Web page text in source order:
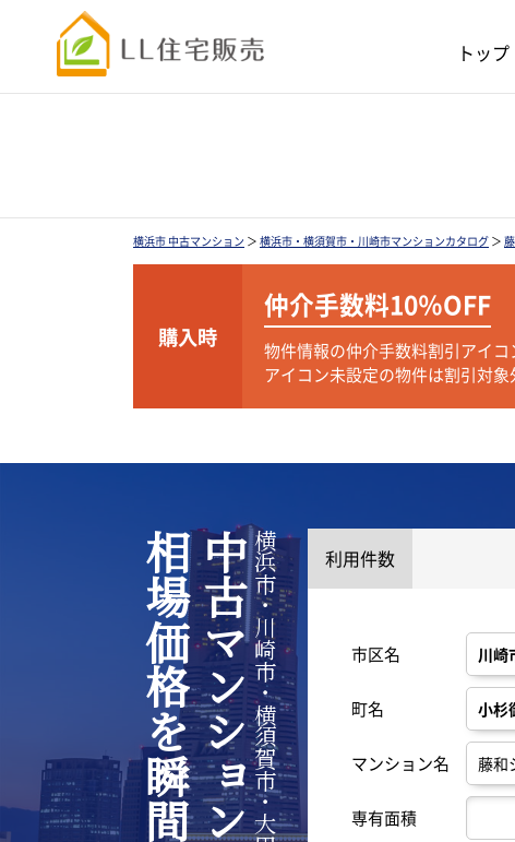
トップ
横浜市 中古マンション ＞ 横浜市・横須賀市・川崎市マンションカタログ ＞
購入時
仲介手数料10％OFF
物件情報の仲介手数料割引アイコ
アイコン未設定の物件は割引対象
中古マンション 利用件数
市区名
町名
マンション名
専有面積